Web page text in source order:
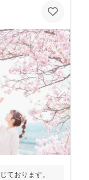
ております。